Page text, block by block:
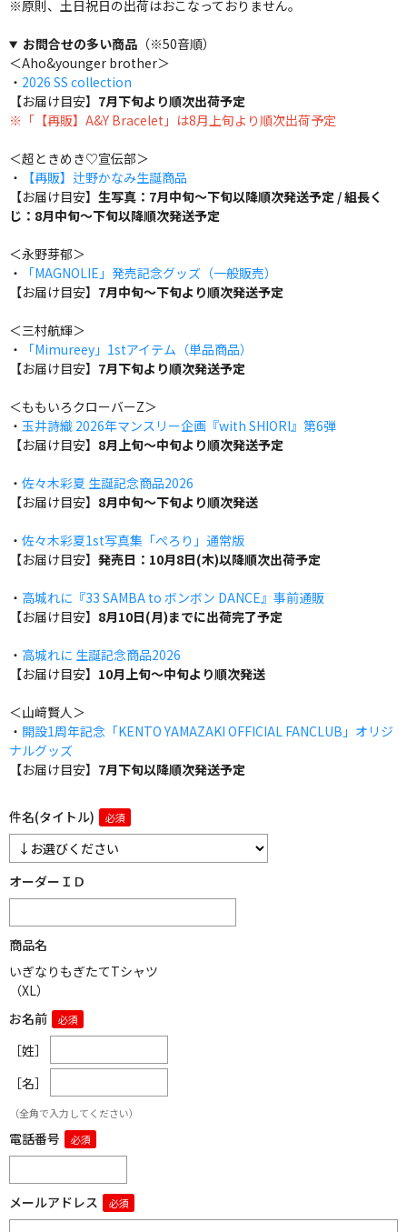
※原則、土日祝日の出荷はおこなっておりません。
お問合せの多い商品（※50音順）
＜Aho&younger brother＞
・ 2026 SS collection
【お届け目安】 7月下旬より順次出荷予定
※「【再販】A&Y Bracelet」は8月上旬より順次出荷予定
＜超ときめき♡宣伝部＞
・
【再販】辻野かなみ生誕商品
【お届け目安】 生写真：7月中旬～下旬以降順次発送予定 / 組長く
じ：8月中旬～下旬以降順次発送予定
＜永野芽郁＞
・
「MAGNOLIE」発売記念グッズ（一般販売）
【お届け目安】 7月中旬～下旬より順次発送予定
＜三村航輝＞
・
「Mimureey」1stアイテム（単品商品）
【お届け目安】 7月下旬より順次発送予定
＜ももいろクローバーZ＞
・ 玉井詩織 2026年マンスリー企画『with SHIORI』第6弾
【お届け目安】 8月上旬～中旬より順次発送予定
・ 佐々木彩夏 生誕記念商品2026
【お届け目安】 8月中旬～下旬より順次発送
・ 佐々木彩夏1st写真集「ぺろり」通常版
【お届け目安】 発売日：10月8日(木)以降順次出荷予定
・ 高城れに『33 SAMBA to ボンボン DANCE』事前通販
【お届け目安】 8月10日(月)までに出荷完了予定
・ 高城れに 生誕記念商品2026
【お届け目安】 10月上旬～中旬より順次発送
＜山﨑賢人＞
・ 開設1周年記念「KENTO YAMAZAKI OFFICIAL FANCLUB」オリジ
ナルグッズ
【お届け目安】 7月下旬以降順次発送予定
件名(タイトル)
オーダーＩＤ
商品名
いぎなりもぎたてTシャツ
（XL）
お名前
［姓］
［名］
（全角で入力してください）
電話番号
メールアドレス